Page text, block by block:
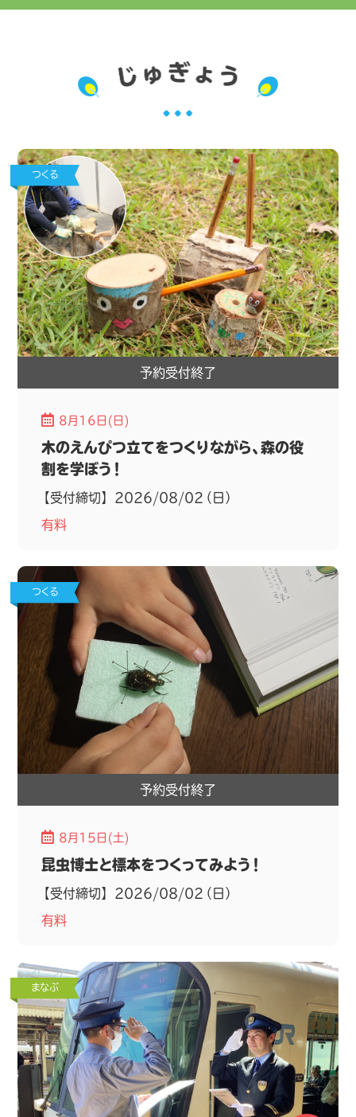
つくる
予約受付終了
8月16日(日)
木のえんぴつ立てをつくりながら、森の役
割を学ぼう！
【受付締切】 2026/08/02（日）
有料
つくる
予約受付終了
8月15日(土)
昆虫博士と標本をつくってみよう！
【受付締切】 2026/08/02（日）
有料
まなぶ